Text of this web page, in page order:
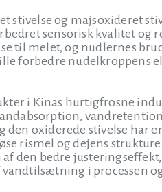
stivelse og majsoxideret
sensorisk kvalitet og
til melet, og nudlernes
forbedre nudelkroppens
i Kinas hurtigfrosne
oxiderede stivelse har
rismel og dejens
den bedre
i processen